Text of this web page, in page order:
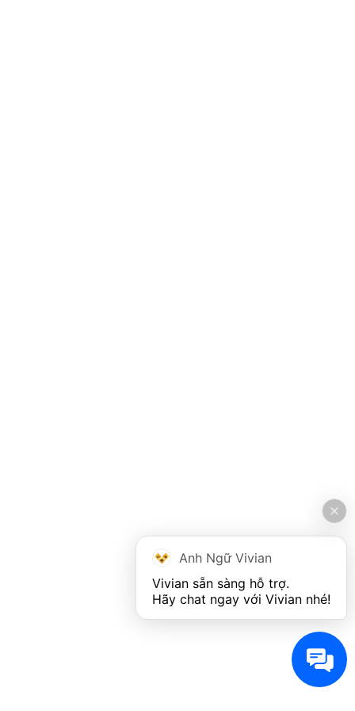
Anh Ngữ Vivian
Vivian sẵn sàng hỗ trợ.
Hãy chat ngay với Vivian nhé!